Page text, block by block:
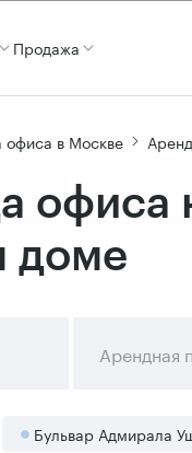
Продажа
офиса в Москве
офиса
доме
Арендная
Бульвар Адмирала